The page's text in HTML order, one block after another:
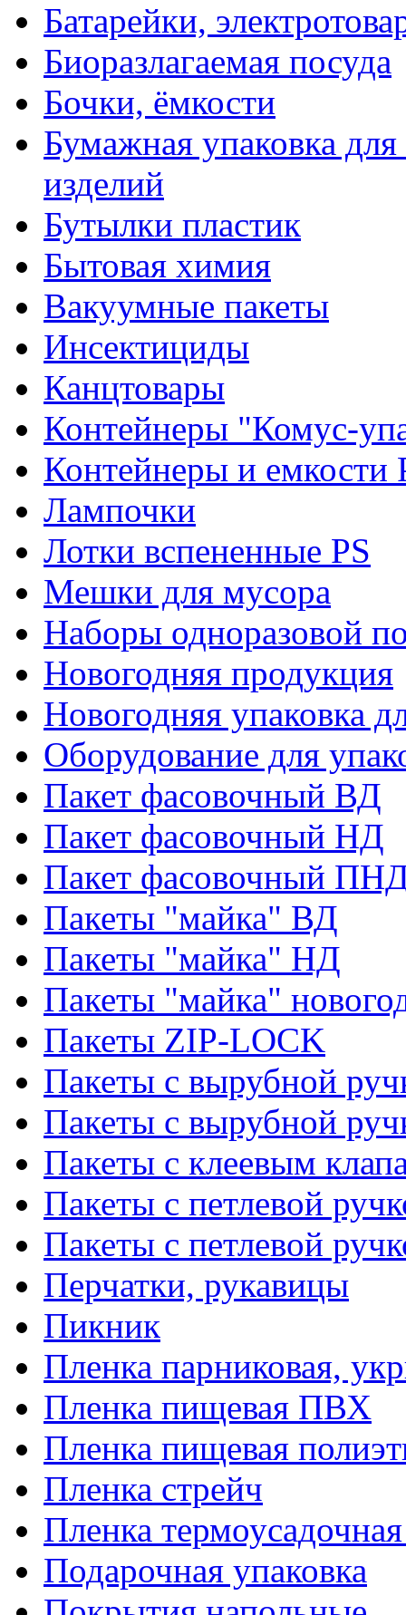
Батарейки,
Биоразлагаемая посуда
Бочки, ёмкости
Бумажная упаковка
изделий
Бутылки пластик
Бытовая химия
Вакуумные пакеты
Инсектициды
Канцтовары
Контейнеры "Комус-
Контейнеры и емкости
Лампочки
Лотки вспененные PS
Мешки для мусора
Наборы одноразовой
Новогодняя продукция
Новогодняя упаковка
Оборудование для
Пакет фасовочный ВД
Пакет фасовочный НД
Пакет фасовочный
Пакеты "майка" ВД
Пакеты "майка" НД
Пакеты "майка"
Пакеты ZIP-LOCK
Пакеты с вырубной
Пакеты с вырубной
Пакеты с клеевым
Пакеты с петлевой
Пакеты с петлевой
Перчатки, рукавицы
Пикник
Пленка парниковая,
Пленка пищевая ПВХ
Пленка пищевая
Пленка стрейч
Пленка
Подарочная упаковка